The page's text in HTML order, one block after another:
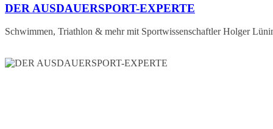
DER AUSDAUERSPORT-EXPERTE
Schwimmen, Triathlon & mehr mit Sportwissenschaftler Holger